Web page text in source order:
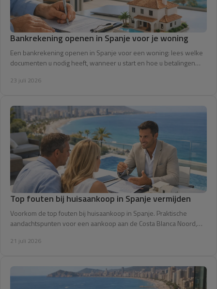
Bankrekening openen in Spanje voor je woning
Een bankrekening openen in Spanje voor een woning: lees welke
documenten u nodig heeft, wanneer u start en hoe u betalingen
23 juli 2026
Top fouten bij huisaankoop in Spanje vermijden
Voorkom de top fouten bij huisaankoop in Spanje. Praktische
aandachtspunten voor een aankoop aan de Costa Blanca Noord,
21 juli 2026